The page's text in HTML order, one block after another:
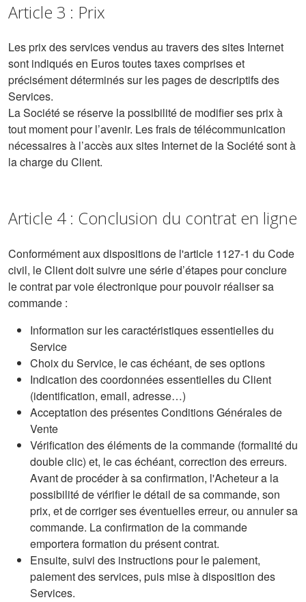
Article 3 : Prix
Les prix des services vendus au travers des sites Internet
sont indiqués en Euros toutes taxes comprises et
précisément déterminés sur les pages de descriptifs des
Services.
La Société se réserve la possibilité de modifier ses prix à
tout moment pour l’avenir. Les frais de télécommunication
nécessaires à l’accès aux sites Internet de la Société sont à
la charge du Client.
Article 4 : Conclusion du contrat en ligne
Conformément aux dispositions de l'article 1127-1 du Code
civil, le Client doit suivre une série d’étapes pour conclure
le contrat par voie électronique pour pouvoir réaliser sa
commande :
Information sur les caractéristiques essentielles du
Service
Choix du Service, le cas échéant, de ses options
Indication des coordonnées essentielles du Client
(identification, email, adresse…)
Acceptation des présentes Conditions Générales de
Vente
Vérification des éléments de la commande (formalité du
double clic) et, le cas échéant, correction des erreurs.
Avant de procéder à sa confirmation, l'Acheteur a la
possibilité de vérifier le détail de sa commande, son
prix, et de corriger ses éventuelles erreur, ou annuler sa
commande. La confirmation de la commande
emportera formation du présent contrat.
Ensuite, suivi des instructions pour le paiement,
paiement des services, puis mise à disposition des
Services.